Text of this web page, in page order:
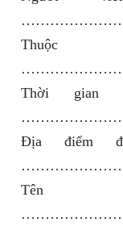
Thuộc
Thời gian
Địa điểm
Tên